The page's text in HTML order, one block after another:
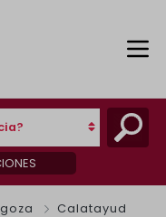
Calatayud